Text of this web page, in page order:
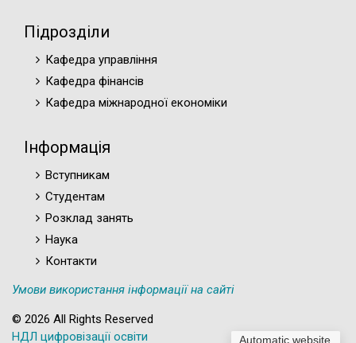
Automatic website
Підрозділи
Кафедра управління
Кафедра фінансів
Кафедра міжнародної економіки
Інформація
Вступникам
Студентам
Розклад занять
Наука
Контакти
Умови використання інформації на сайті
© 2026 All Rights Reserved
НДЛ цифровізації освіти